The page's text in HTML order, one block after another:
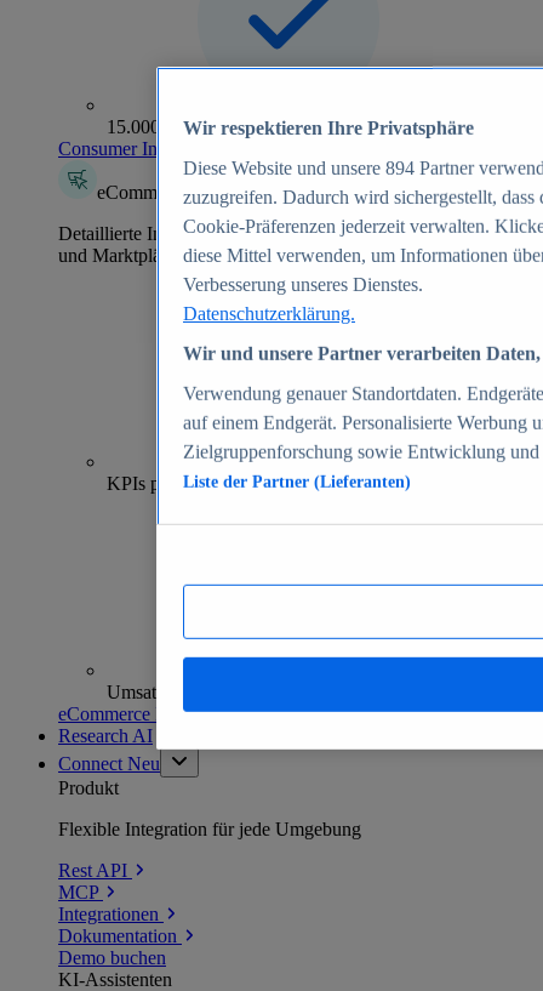
15.000+ Marken
Consumer Insights entdecken
eCommerce Insights
Detaillierte Informationen zu mehr als 39.000 Online-Shops
und Marktplätzen
70+
KPIs pro Shop
Umsatzanalysen und -prognosen
eCommerce Insights entdecken
Research AI
Connect Neu
Produkt
Flexible Integration für jede Umgebung
Rest API
MCP
Integrationen
Dokumentation
Demo buchen
KI-Assistenten
Wir respektieren Ihre Privatsphäre
Diese Website und unsere 894 Partner
zuzugreifen. Dadurch wird sichergestellt,
Cookie-Präferenzen jederzeit verwalten.
diese Mittel verwenden, um Informationen
Verbesserung unseres Dienstes.
Datenschutzerklärung.
Wir und unsere Partner verarbeiten
Verwendung genauer Standortdaten.
auf einem Endgerät. Personalisierte Werbung
Zielgruppenforschung sowie Entwicklung
Liste der Partner (Lieferanten)